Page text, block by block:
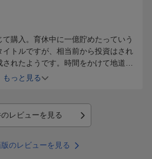
購入。育休中に一億貯めたっていう
トルですが、相当前から投資はされ
れたようです。時間をかけて地道に
ると改めて感じました。
もっと見る
レビューを見る
のレビューを見る